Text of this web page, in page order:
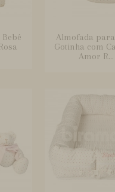
Almofada
Gotinha com
Amor R...